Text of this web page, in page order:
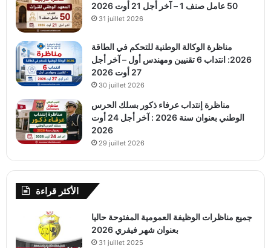
50 عامل صنف 1 – آخر أجل 21 أوت 2026
31 juillet 2026
مناظرة الوكالة الوطنية للتحكم في الطاقة
2026: انتداب 6 تقنيين ومهندس أول – آخر أجل
27 أوت 2026
30 juillet 2026
مناظرة إنتداب عرفاء ذكور بسلك الحرس
الوطني بعنوان سنة 2026 : آخر أجل 24 أوت
2026
29 juillet 2026
الأكثر قراءة
جميع مناظرات الوظيفة العمومية المفتوحة حاليا
بعنوان شهر فيفري 2026
31 juillet 2025